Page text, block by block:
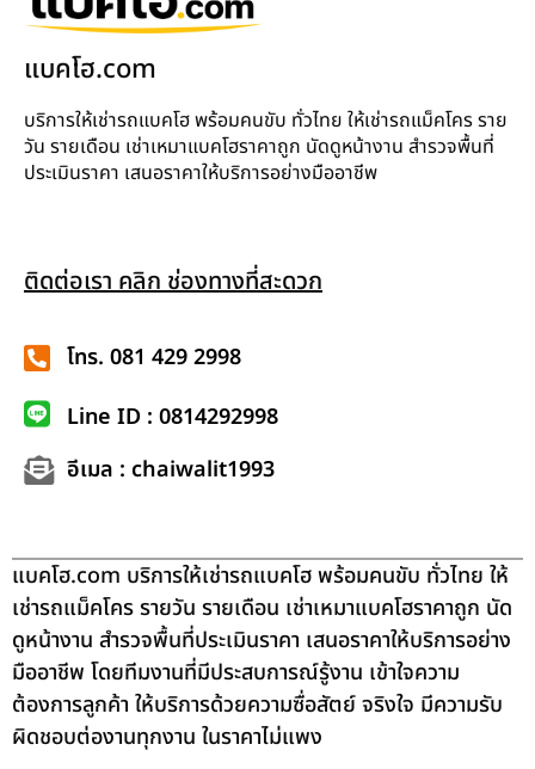
แบคโฮ.com
บริการให้เช่ารถแบคโฮ พร้อมคนขับ ทั่วไทย ให้เช่ารถแม็คโคร ราย
วัน รายเดือน เช่าเหมาแบคโฮราคาถูก นัดดูหน้างาน สำรวจพื้นที่
ประเมินราคา เสนอราคาให้บริการอย่างมืออาชีพ
ติดต่อเรา คลิก ช่องทางที่สะดวก
โทร. 081 429 2998
Line ID : 0814292998
อีเมล : chaiwalit1993
แบคโฮ.com บริการให้เช่ารถแบคโฮ พร้อมคนขับ ทั่วไทย ให้
เช่ารถแม็คโคร รายวัน รายเดือน เช่าเหมาแบคโฮราคาถูก นัด
ดูหน้างาน สำรวจพื้นที่ประเมินราคา เสนอราคาให้บริการอย่าง
มืออาชีพ โดยทีมงานที่มีประสบการณ์รู้งาน เข้าใจความ
ต้องการลูกค้า ให้บริการด้วยความซื่อสัตย์ จริงใจ มีความรับ
ผิดชอบต่องานทุกงาน ในราคาไม่แพง